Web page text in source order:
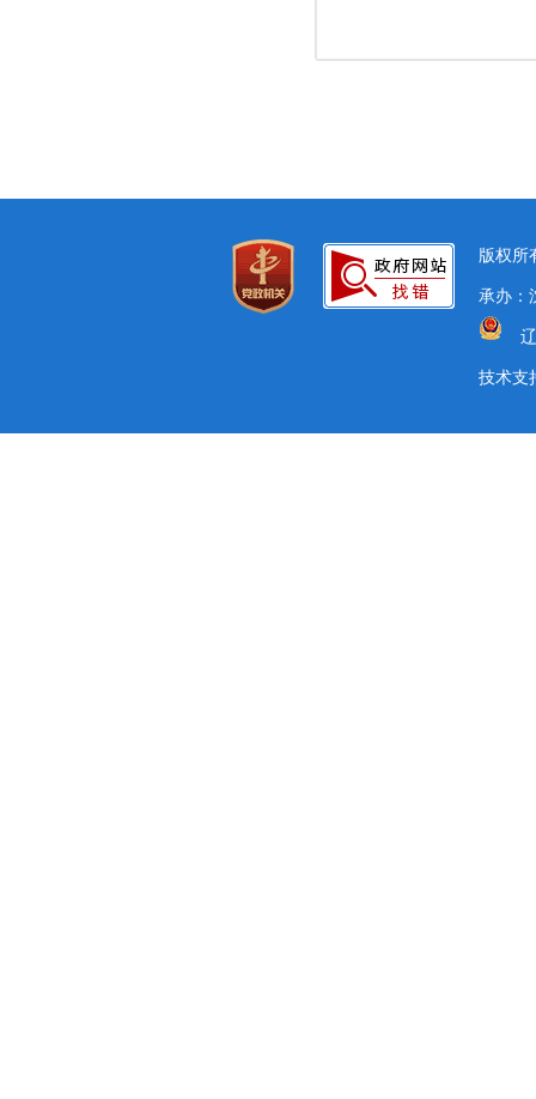
版权所
承办：
技术支